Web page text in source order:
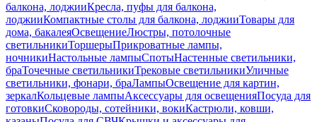
балкона, лоджииКресла, пуфы для балкона,
лоджииКомпактные столы для балкона, лоджииТовары для
дома, бакалеяОсвещениеЛюстры, потолочные
светильникиТоршерыПрикроватные лампы,
ночникиНастольные лампыСпотыНастенные светильники,
браТочечные светильникиТрековые светильникиУличные
светильники, фонари, браЛампыОсвещение для картин,
зеркалКольцевые лампыАксессуары для освещенияПосуда для
готовкиСковороды, сотейники, вокиКастрюли, ковши,